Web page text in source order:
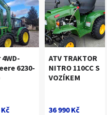
6230-
ATV TRAKTOR
NITRO 110CC S
VOZÍKEM
36 990 Kč